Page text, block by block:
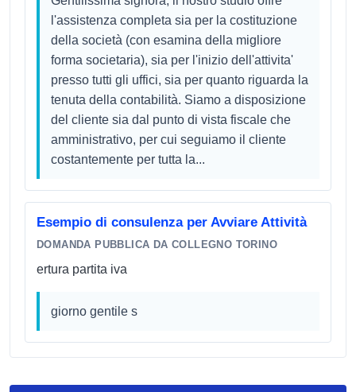
l'assistenza completa sia per la costituzione
della società (con esamina della migliore
forma societaria), sia per l'inizio dell'attivita'
presso tutti gli uffici, sia per quanto riguarda la
tenuta della contabilità. Siamo a disposizione
del cliente sia dal punto di vista fiscale che
amministrativo, per cui seguiamo il cliente
costantemente per tutta la...
Esempio di consulenza per Avviare Attività
DOMANDA PUBBLICA DA COLLEGNO TORINO
ertura partita iva
giorno gentile s